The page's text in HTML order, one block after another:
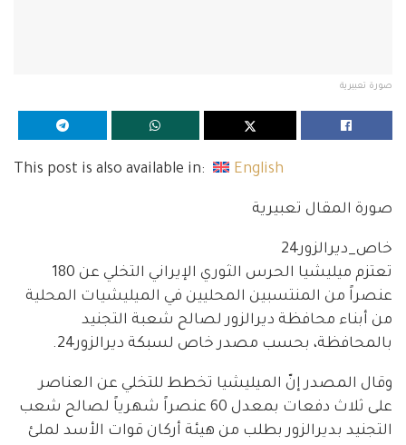
صورة تعبيرية
This post is also available in: English
صورة المقال تعبيرية
خاص_ديرالزور24
تعتزم ميليشيا الحرس الثوري الإيراني التخلي عن 180
عنصراً من المنتسبين المحليين في الميليشيات المحلية
من أبناء محافظة ديرالزور لصالح شعبة التجنيد
بالمحافظة، بحسب مصدر خاص لسبكة ديرالزور24.
وقال المصدر إنّ الميليشيا تخطط للتخلي عن العناصر
على ثلاث دفعات بمعدل 60 عنصراً شهرياً لصالح شعب
التجنيد بديرالزور بطلب من هيئة أركان قوات الأسد لملئ